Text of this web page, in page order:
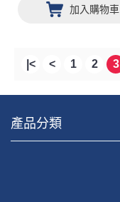
加入購物車
|< < 1 2 3
產品分類